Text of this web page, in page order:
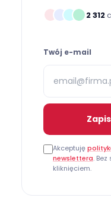
2 312
Twój e-mail
Akceptuję
newslettera.
kliknięciem.